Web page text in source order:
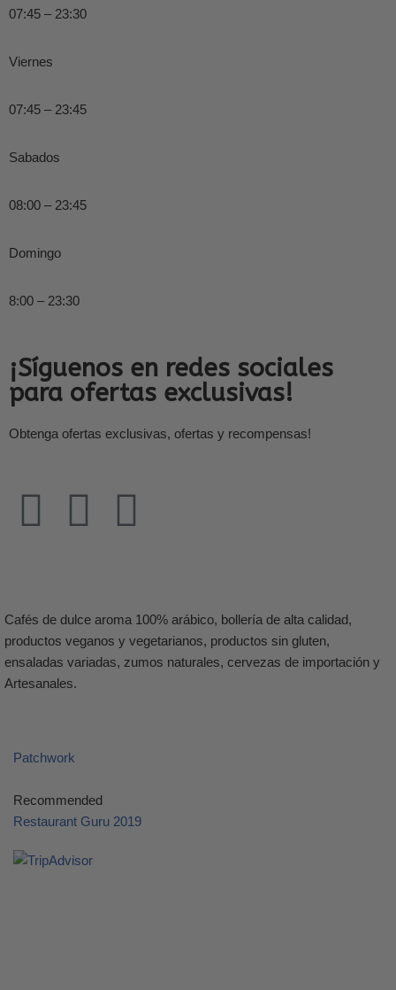
07:45 – 23:30
Viernes
07:45 – 23:45
Sabados
08:00 – 23:45
Domingo
8:00 – 23:30
¡Síguenos en redes sociales
para ofertas exclusivas!
Obtenga ofertas exclusivas, ofertas y recompensas!
Cafés de dulce aroma 100% arábico, bollería de alta calidad,
productos veganos y vegetarianos, productos sin gluten,
ensaladas variadas, zumos naturales, cervezas de importación y
Artesanales.
Patchwork
Recommended
Restaurant Guru 2019